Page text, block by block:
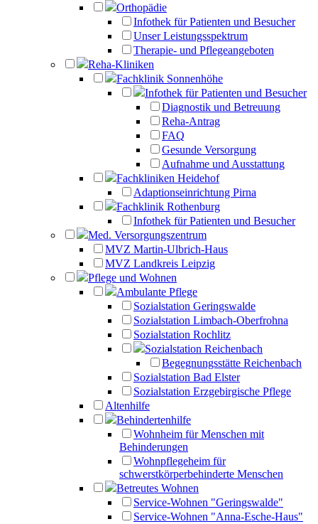
Orthopädie
Infothek für Patienten und Besucher
Unser Leistungsspektrum
Therapie- und Pflegeangeboten
Reha-Kliniken
Fachklinik Sonnenhöhe
Infothek für Patienten und Besucher
Diagnostik und Betreuung
Reha-Antrag
FAQ
Gesunde Versorgung
Aufnahme und Ausstattung
Fachkliniken Heidehof
Adaptionseinrichtung Pirna
Fachklinik Rothenburg
Infothek für Patienten und Besucher
Med. Versorgungszentrum
MVZ Martin-Ulbrich-Haus
MVZ Landkreis Leipzig
Pflege und Wohnen
Ambulante Pflege
Sozialstation Geringswalde
Sozialstation Limbach-Oberfrohna
Sozialstation Rochlitz
Sozialstation Reichenbach
Begegnungsstätte Reichenbach
Sozialstation Bad Elster
Sozialstation Erzgebirgische Pflege
Altenhilfe
Behindertenhilfe
Wohnheim für Menschen mit
Behinderungen
Wohnpflegeheim für
schwerstkörperbehinderte Menschen
Betreutes Wohnen
Service-Wohnen "Geringswalde"
Service-Wohnen "Anna-Esche-Haus"